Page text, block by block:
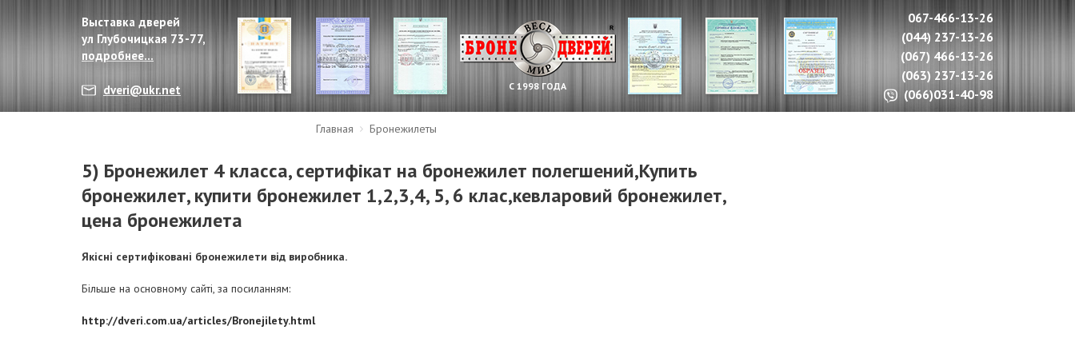
Выставка дверей
ул Глубочицкая 73-77,
подробнее...
dveri@ukr.net С 1998 ГОДА
067-466-13-26
(044) 237-13-26
(067) 466-13-26
(063) 237-13-26
(066)031-40-98
Главная Бронежилеты
5) Бронежилет 4 класса, сертифікат на бронежилет полегшений,Купить
бронежилет, купити бронежилет 1,2,3,4, 5, 6 клас,кевларовий бронежилет,
цена бронежилета
Якісні сертифіковані бронежилети від виробника.
Більше на основному сайті, за посиланням:
http://dveri.com.ua/articles/Bronejilety.html